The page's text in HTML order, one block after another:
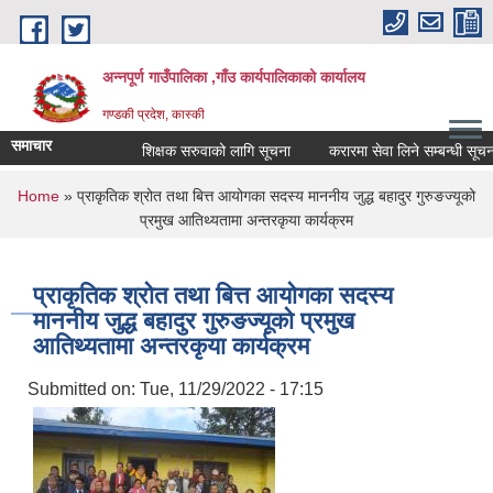
Skip to main content
अन्नपूर्ण गाउँपालिका ,गाँउ कार्यपालिकाको कार्यालय
गण्डकी प्रदेश, कास्की
समाचार शिक्षक सरुवाको लागि सूचना करारमा सेवा लिने सम्बन्धी सूचना ।
You are here
Home » प्राकृतिक श्रोत तथा बित्त आयोगका सदस्य माननीय जुद्ध बहादुर गुरुङज्यूको
प्रमुख आतिथ्यतामा अन्तरकृया कार्यक्रम
प्राकृतिक श्रोत तथा बित्त आयोगका सदस्य
माननीय जुद्ध बहादुर गुरुङज्यूको प्रमुख
आतिथ्यतामा अन्तरकृया कार्यक्रम
Submitted on: Tue, 11/29/2022 - 17:15